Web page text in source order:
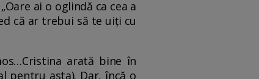
ai o oglindă ca cea a
că ar trebui să te uiți cu
arată bine în
pentru asta). Dar, încă o